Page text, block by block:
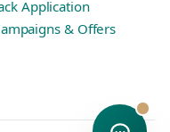
Application
& Offers